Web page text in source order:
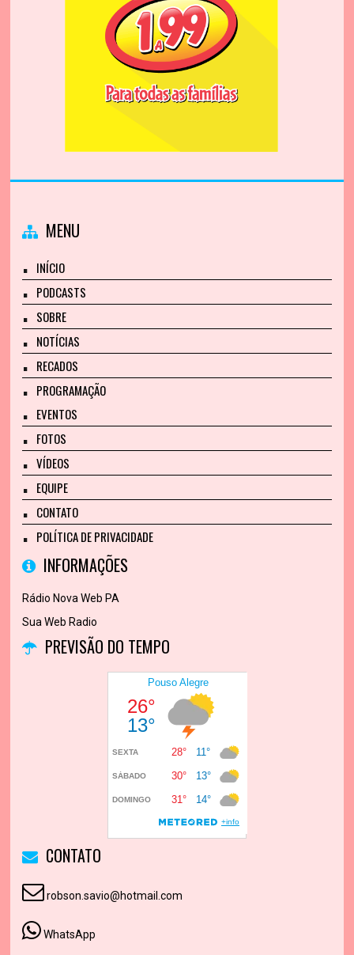
MENU
INÍCIO
PODCASTS
SOBRE
NOTÍCIAS
RECADOS
PROGRAMAÇÃO
EVENTOS
FOTOS
VÍDEOS
EQUIPE
CONTATO
POLÍTICA DE PRIVACIDADE
INFORMAÇÕES
Rádio Nova Web PA
Sua Web Radio
PREVISÃO DO TEMPO
CONTATO
robson.savio@hotmail.com
WhatsApp